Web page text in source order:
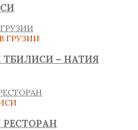
ГРУЗИИ
– НАТИЯ
РЕСТОРАН